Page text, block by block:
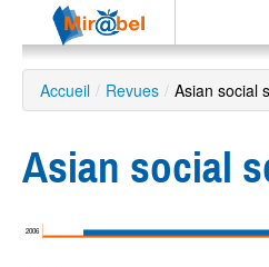
Le réseau
Soutien
Listes
Accueil / Revues / Asian social
Asian social
2006